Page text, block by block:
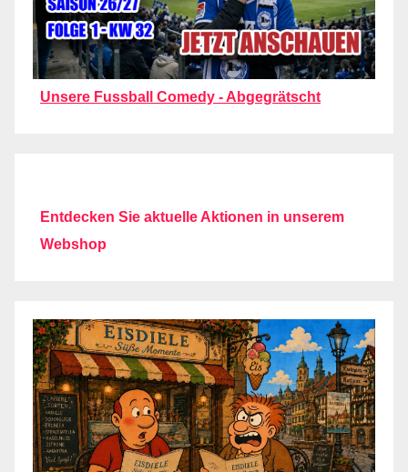
Unsere Fussball Comedy - Abgegrätscht
Entdecken Sie aktuelle Aktionen in unserem
Webshop